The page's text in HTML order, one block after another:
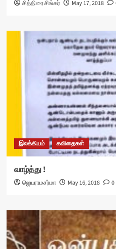
சித்திரை சிங்கர் May 17, 2018
இலக்கியம் கவிதைகள்
வாழ்த்து !
ஜெயராமசர்மா May 16, 2018 0